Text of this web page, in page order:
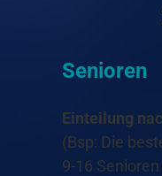
Senioren
Einteilung
(Bsp: Die
9-16